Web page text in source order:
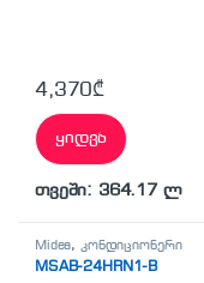
4,370₾
ყიდვა
თვეში: 364.17 ლ
Midea,კონდიციონერი
MSAB-24HRN1-B